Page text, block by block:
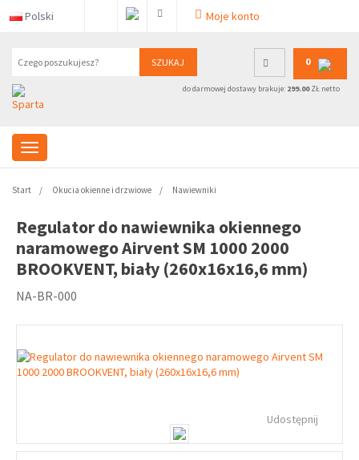
Polski Moje konto
SZUKAJ 0
do darmowej dostawy brakuje: 299.00ZŁ netto
Start Okucia okienne i drzwiowe Nawiewniki
Regulator do nawiewnika okiennego
naramowego Airvent SM 1000 2000
BROOKVENT, biały (260x16x16,6 mm)
NA-BR-000
Udostępnij